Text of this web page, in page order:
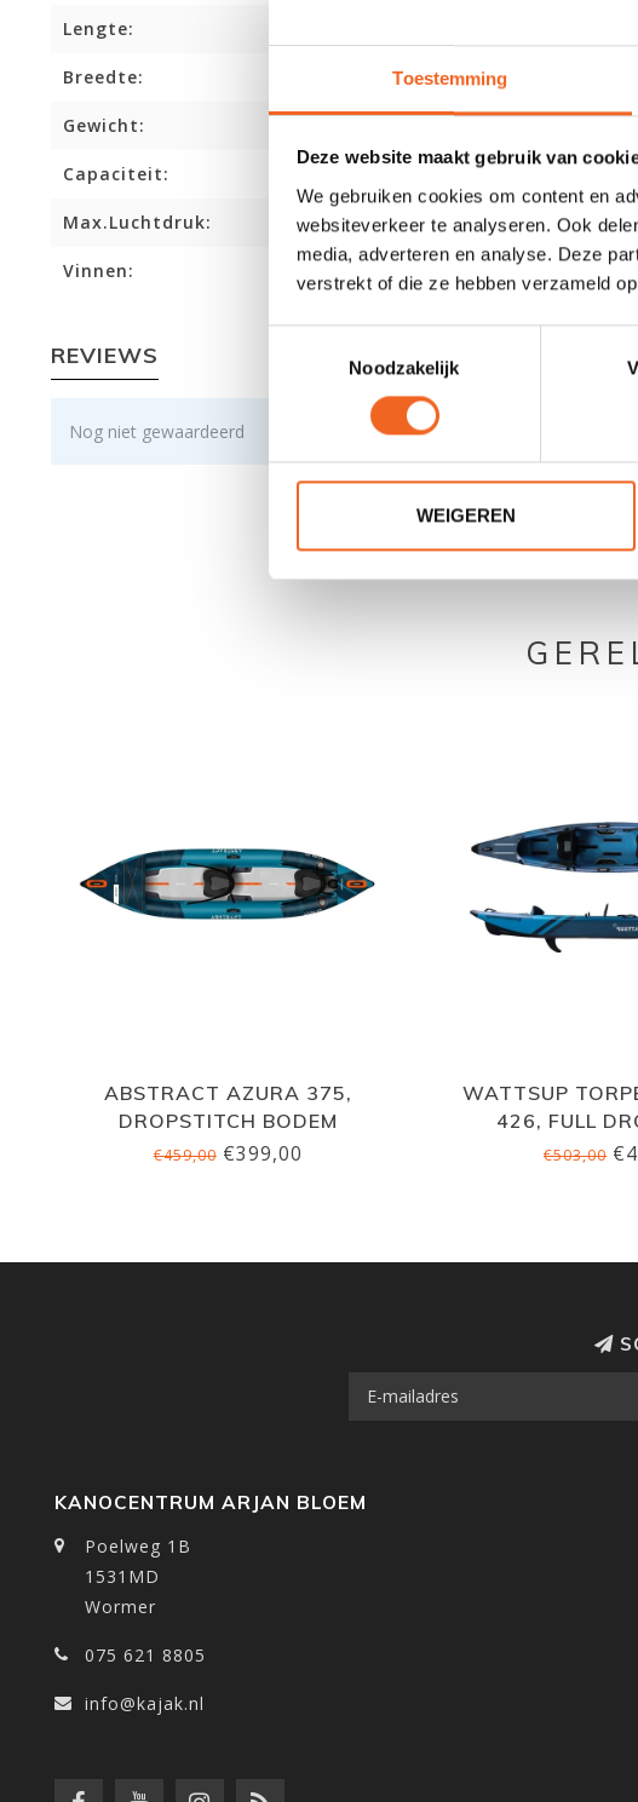
Toestemming
Deze website maakt gebruik van
We gebruiken cookies om content en
websiteverkeer te analyseren. Ook
media, adverteren en analyse. Deze
verstrekt of die ze hebben verzameld
Noodzakelijk
WEIGEREN
Lengte:
Breedte:
Gewicht:
Capaciteit:
Max.Luchtdruk:
Vinnen:
REVIEWS
Nog niet gewaardeerd
ABSTRACT AZURA 375,
DROPSTITCH BODEM
€459,00€399,00
WATTSUP
426, FULL
€503,00
KANOCENTRUM ARJAN BLOEM
Poelweg 1B
1531MD
Wormer
075 621 8805
info@kajak.nl